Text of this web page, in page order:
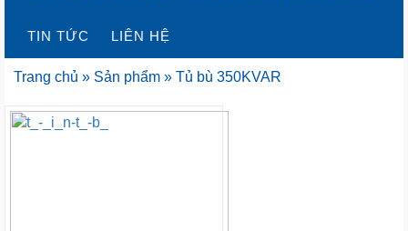
TIN TỨC LIÊN HỆ
Trang chủ » Sản phẩm » Tủ bù 350KVAR